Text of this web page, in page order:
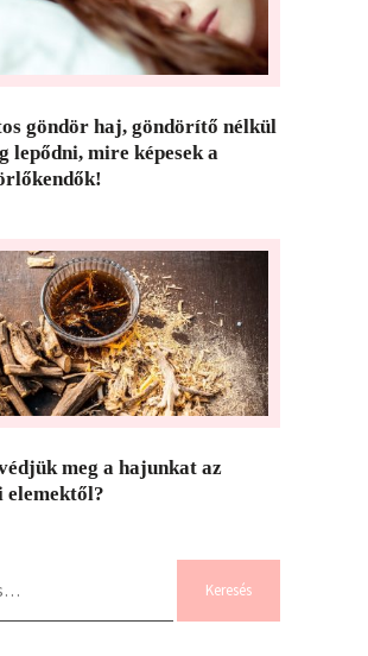
göndör haj, göndörítő nélkül
lepődni, mire képesek a
meg a hajunkat az